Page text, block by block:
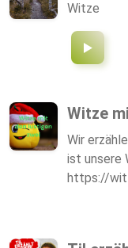
Witze
Witze
Wir
ist unsere
https://